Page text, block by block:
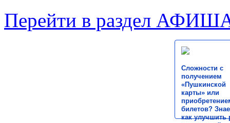
Перейти в раздел
Сложности с
получением
«Пушкинской
карты» или
билетов?
как улучшить